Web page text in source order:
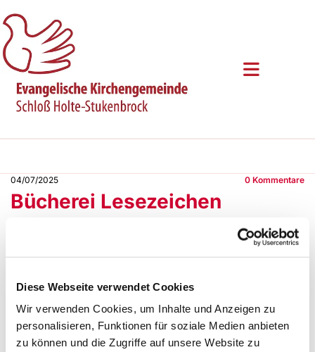
Diese Webseite verwendet Cookies
Wir verwenden Cookies, um Inhalte und Anzeigen zu
personalisieren, Funktionen für soziale Medien anbieten
zu können und die Zugriffe auf unsere Website zu
04/07/2025 0 Kommentare
Bücherei Lesezeichen
Sonntag, 4. Juli 2027, 09:45 - 10:15 Uhr
Versöhnungskirche, Gluckweg 2-4, 33758 Schloß
Holte-Stukenbrock